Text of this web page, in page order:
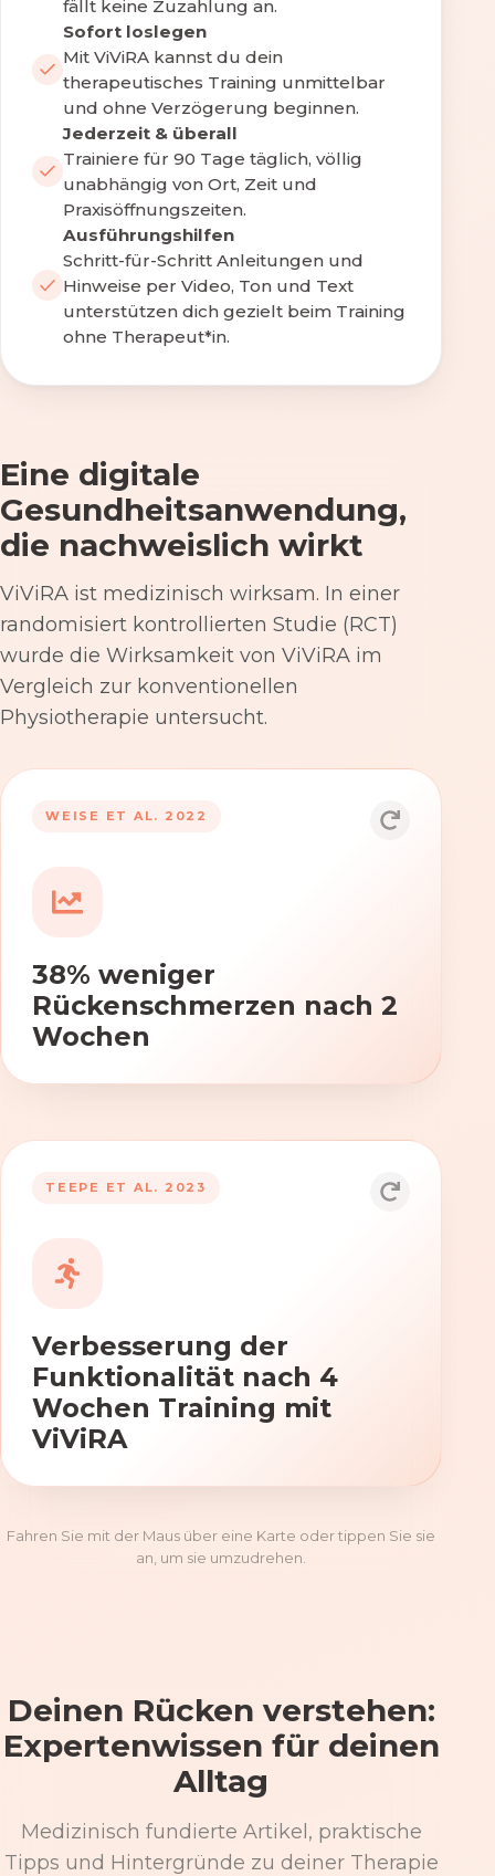
fällt keine Zuzahlung an.
Sofort loslegen
Mit ViViRA kannst du dein
therapeutisches Training unmittelbar
und ohne Verzögerung beginnen.
Jederzeit & überall
Trainiere für 90 Tage täglich, völlig
unabhängig von Ort, Zeit und
Praxisöffnungszeiten.
Ausführungshilfen
Schritt-für-Schritt Anleitungen und
Hinweise per Video, Ton und Text
unterstützen dich gezielt beim Training
ohne Therapeut*in.
Eine digitale
Gesundheitsanwendung,
die nachweislich wirkt
ViViRA ist medizinisch wirksam. In einer
randomisiert kontrollierten Studie (RCT)
wurde die Wirksamkeit von ViViRA im
Vergleich zur konventionellen
Physiotherapie untersucht.
WEISE ET AL. 2022
38% weniger
Rückenschmerzen nach 2
Wochen
53% nach 12 Wochen
TEEPE ET AL. 2023
Verbesserung der
Funktionalität nach 4
Wochen Training mit
ViViRA
Durch die Anwendung von ViViRA
Beweglichkeit und Koordination nach
Fahren Sie mit der Maus über eine Karte oder tippen Sie sie
an, um sie umzudrehen.
Deinen Rücken verstehen:
Expertenwissen für deinen
Alltag
Medizinisch fundierte Artikel, praktische
Tipps und Hintergründe zu deiner Therapie